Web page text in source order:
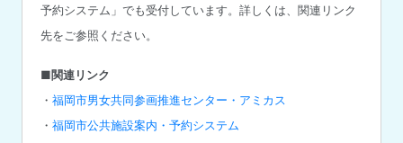
予約システム」でも受付しています。詳しくは、関連リンク
先をご参照ください。
■関連リンク
・ 福岡市男女共同参画推進センター・アミカス
・ 福岡市公共施設案内・予約システム